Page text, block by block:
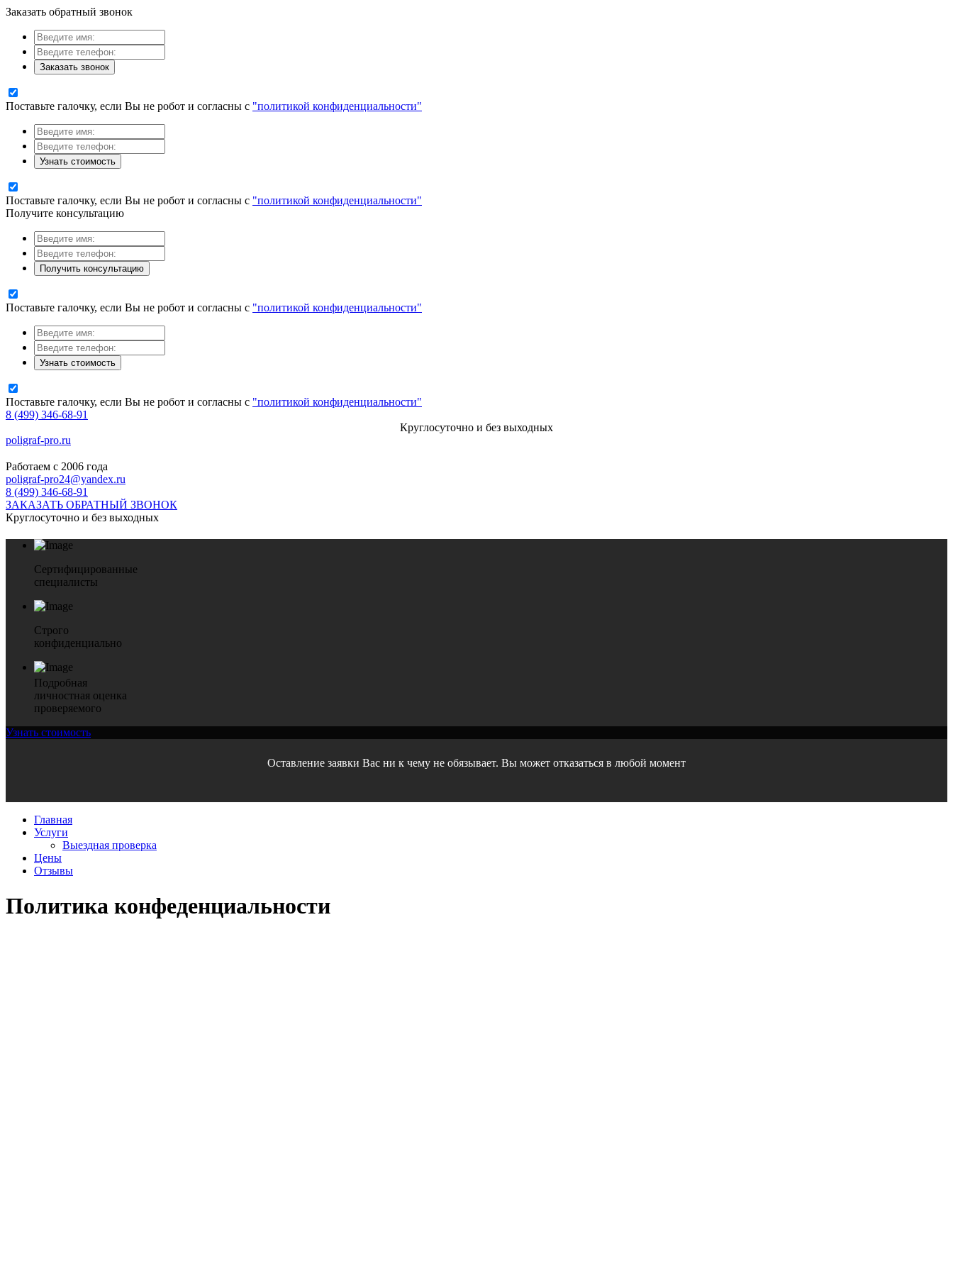
Заказать обратный звонок
Заказать звонок
Поставьте галочку, если Вы не робот и согласны с "политикой конфиденциальности"
Узнать стоимость
Поставьте галочку, если Вы не робот и согласны с "политикой конфиденциальности"
Получите консультацию
Получить консультацию
Поставьте галочку, если Вы не робот и согласны с "политикой конфиденциальности"
Узнать стоимость
Поставьте галочку, если Вы не робот и согласны с "политикой конфиденциальности"
8 (499) 346-68-91
Круглосуточно и без выходных
poligraf-pro.ru
Работаем с 2006 года
poligraf-pro24@yandex.ru
8 (499) 346-68-91
ЗАКАЗАТЬ ОБРАТНЫЙ ЗВОНОК
Круглосуточно и без выходных
Сертифицированные
специалисты
Строго
конфиденциально
Подробная
личностная оценка
проверяемого
Узнать стоимость
Оставление заявки Вас ни к чему не обязывает. Вы может отказаться в любой момент
Главная
Услуги
Выездная проверка
Цены
Отзывы
Политика конфеденциальности